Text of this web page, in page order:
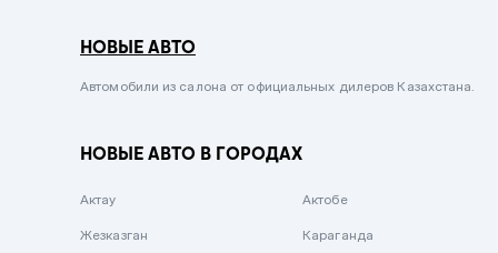
Сиреневый металлик
Вишневый
НОВЫЕ АВТО
Автомобили из салона от официальных дилеров Казахстана.
НОВЫЕ АВТО В ГОРОДАХ
Актау Актобе
Жезказган Караганда